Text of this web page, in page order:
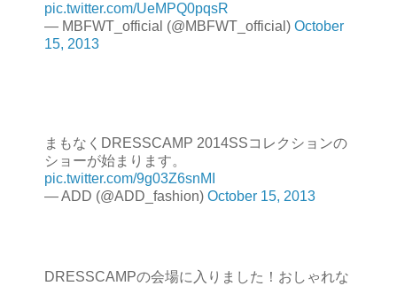
pic.twitter.com/UeMPQ0pqsR
— MBFWT_official (@MBFWT_official) October
15, 2013
まもなくDRESSCAMP 2014SSコレクションの
ショーが始まります。
pic.twitter.com/9g03Z6snMI
— ADD (@ADD_fashion) October 15, 2013
DRESSCAMPの会場に入りました！おしゃれな